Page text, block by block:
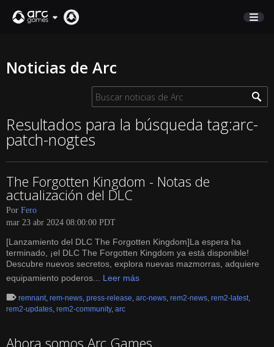
SOPORTE
English
Français
Italiano
Pусский
Noticias de Arc
Resultados para la búsqueda tag:arc-
patch-nogtes
The Forgotten Kingdom - Notas de
actualización del DLC
Por Fero
mar 23 abr 2024 08:00:00 PDT
[Lanzamiento del DLC The Forgotten Kingdom]La espera ha
terminado, ¡el DLC The Forgotten Kingdom ya está disponible!
Descubre nuevos secretos, explora nuevas mazmorras, adquiere
equipamiento poderos... Leer más
remnant, rem-news, press-release, arc-news, rem2-news, rem2-latest,
rem2-updates, rem2-community, arc
Ahora somos Arc Games